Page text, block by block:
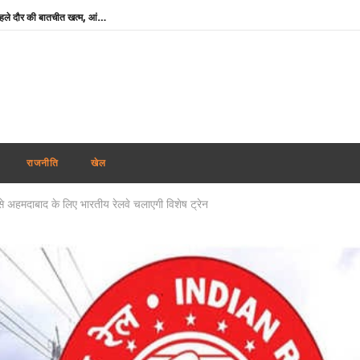
झारखंड : छात्रों की सरकार के साथ पहले दौर की बातचीत खत्म, आंदोलन जारी रखने पर अडिग
पंजाब में फिर अकाली दल-भाजपा गठबंधन की अटकलें : सुखबीर बादल ने पीएम मोदी से की मुलाकात, AAP ने कसा तंज
थाईलैंड : 9वीं कक्षा के छात्र ने पहले दादा-दादी की हत्या की, फिर स्कूल पहुंचकर 5 शिक्षकों को उतारा मौत के घाट
बांग्लादेश ने बिजली व गैस संकट के बीच भारत से अधिक डीजल सप्लाई की अपील की
झारखंड : छात्रों की सरकार के साथ पहले दौर की बातचीत खत्म, आंदोलन जारी रखने पर अडिग
राजनीति खेल
के लिए भारतीय रेलवे चलाएगी विशेष ट्रेन